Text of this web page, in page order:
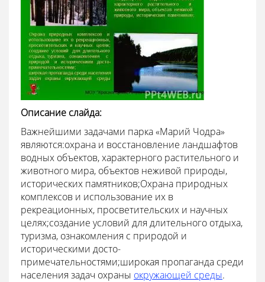
Описание слайда:
Важнейшими задачами парка «Марий Чодра»
являются:охрана и восстановление ландшафтов
водных объектов, характерного растительного и
животного мира, объектов неживой природы,
исторических памятников;Охрана природных
комплексов и использование их в
рекреационных, просветительских и научных
целях;создание условий для длительного отдыха,
туризма, ознакомления с природой и
историческими досто-
примечательностями;широкая пропаганда среди
населения задач охраны окружающей среды.